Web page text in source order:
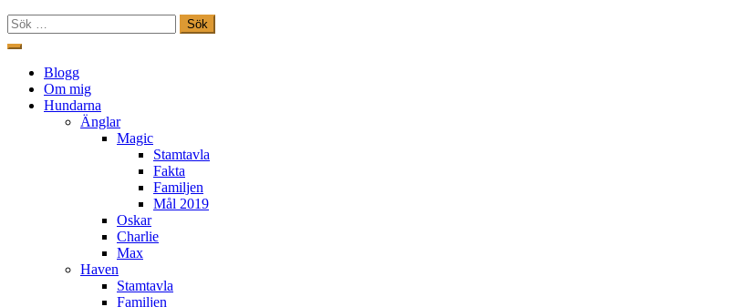
Sök
efter:
Hoppa
innehåll
Freestylehundar.se
Blogg
Om mig
Hundarna
Änglar
Magic
Stamtavla
Fakta
Familjen
Mål 2019
Oskar
Charlie
Max
Haven
Stamtavla
Familjen